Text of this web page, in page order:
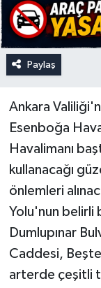
Paylaş
Ankara
Esenboğa
Havalimanı
kullanacağı
önlemleri
Yolu'nun belirli
Dumlupınar
Caddesi,
arterde çeşitli